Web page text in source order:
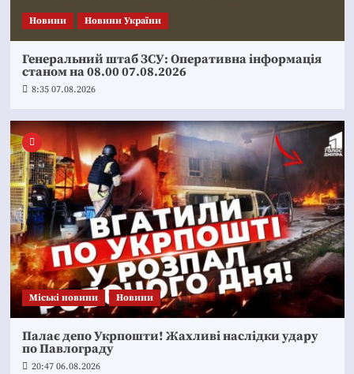
Новини Новини України
Генеральний штаб ЗСУ: Оперативна інформація
станом на 08.00 07.08.2026
8:35 07.08.2026
Mіські новини Новини
Палає депо Укрпошти! Жахливі наслідки удару
по Павлограду
20:47 06.08.2026